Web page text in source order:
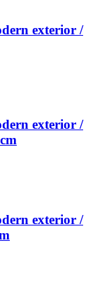
exterior /
exterior /
exterior /